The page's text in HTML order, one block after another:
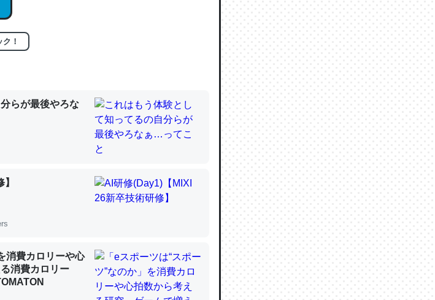
説100ページ分くらい。小説でいう「ずっと前
というには多い分量。進化すればするほど分かり
昆虫はなぜ海にいないのか」に関する新仮説
してて両方に不利だから両方が拮抗してるので
ブトガニ・ウミグモ）はカルシウムを使わずキ
！
らが最後やろな
消費カロリーや心
消費カロリー